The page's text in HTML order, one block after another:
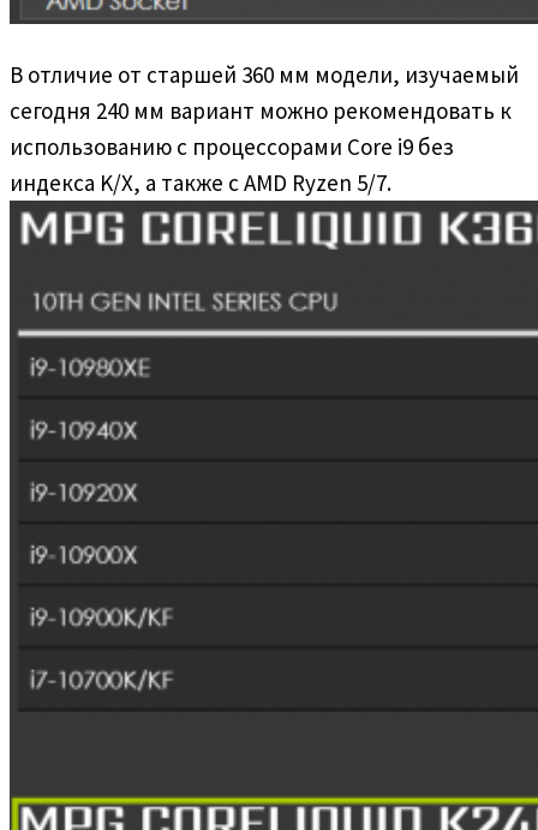
В отличие от старшей 360 мм модели, изучаемый
сегодня 240 мм вариант можно рекомендовать к
использованию с процессорами Core i9 без
индекса K/X, а также с AMD Ryzen 5/7.